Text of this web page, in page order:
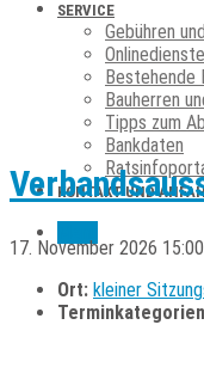
SERVICE
Gebühren
Onlinedienste
Bestehende
Bauherren
Tipps zum
Bankdaten
KONTAKT UND
17. November 2026 15:00
Ort: kleiner